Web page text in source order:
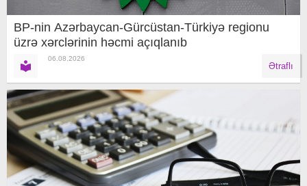
BP-nin Azərbaycan-Gürcüstan-Türkiyə regionu
üzrə xərclərinin həcmi açıqlanıb
06.08.2026
Ətraflı